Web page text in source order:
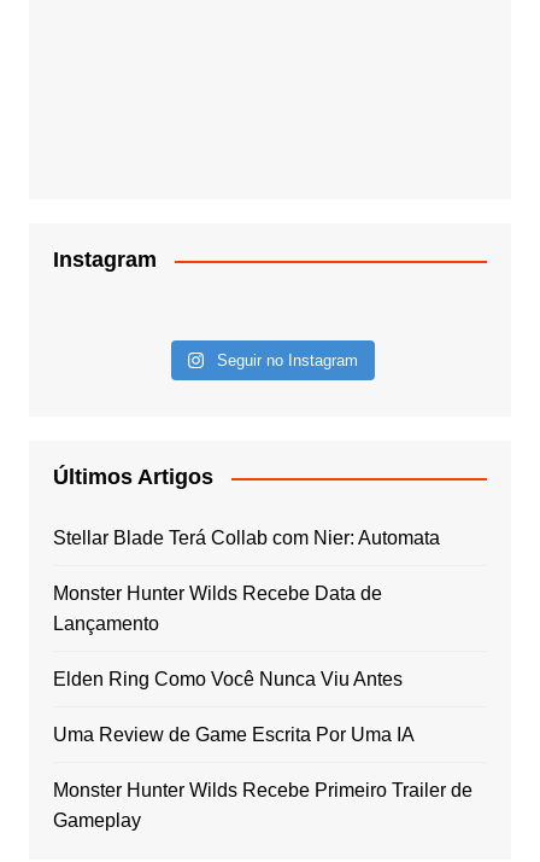
Instagram
Seguir no Instagram
Últimos Artigos
Stellar Blade Terá Collab com Nier: Automata
Monster Hunter Wilds Recebe Data de
Lançamento
Elden Ring Como Você Nunca Viu Antes
Uma Review de Game Escrita Por Uma IA
Monster Hunter Wilds Recebe Primeiro Trailer de
Gameplay